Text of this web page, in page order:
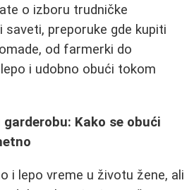
o izboru trudničke
saveti, preporuke gde kupiti
od farmerki do
i udobno obući tokom
Kako se obući
i lepo vreme u životu žene, ali